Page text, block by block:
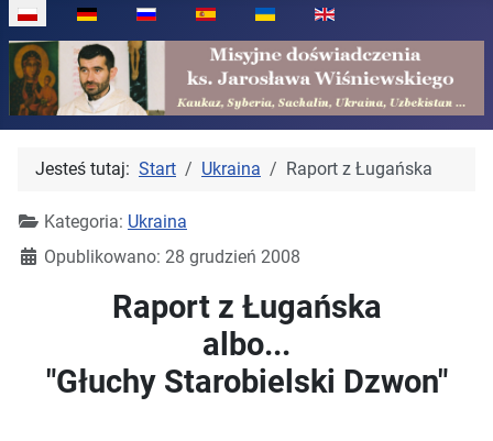
Wybierz swój język
Jesteś tutaj: Start Ukraina Raport z Ługańska
Kategoria: Ukraina
Opublikowano: 28 grudzień 2008
Raport z Ługańska
albo...
"Głuchy Starobielski Dzwon"